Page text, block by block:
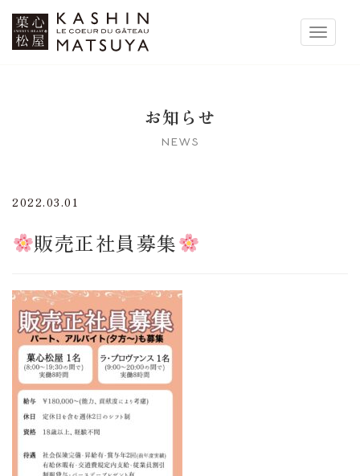
お知らせ
NEWS
2022.03.01
販売正社員募集